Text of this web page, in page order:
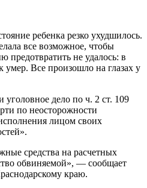
ребенка резко ухудшилось.
все возможное, чтобы
предотвратить не удалось: в
умер. Все произошло на глазах у
уголовное дело по ч. 2 ст. 109
по неосторожности
лицом своих
средства на расчетных
обвиняемой», — сообщает
краю.